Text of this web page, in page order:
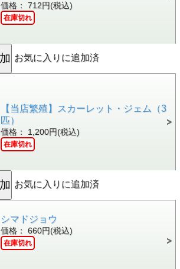
価格： 712円(税込)
在庫切れ
お気に入りに追加済
【当店繁殖】スカーレット・ジェム（3
匹）
価格： 1,200円(税込)
在庫切れ
お気に入りに追加済
シマドジョウ
価格： 660円(税込)
在庫切れ